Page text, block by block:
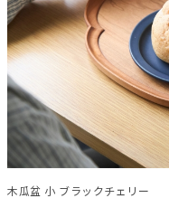
木瓜盆 小 ブラックチェリー